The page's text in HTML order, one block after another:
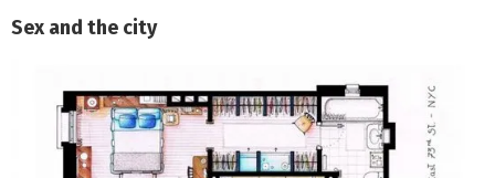
Sex and the city